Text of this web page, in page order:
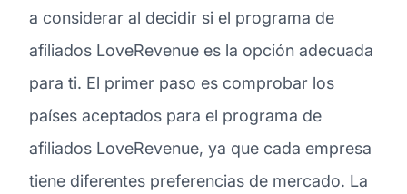
a considerar al decidir si el programa de
afiliados LoveRevenue es la opción adecuada
para ti. El primer paso es comprobar los
países aceptados para el programa de
afiliados LoveRevenue, ya que cada empresa
tiene diferentes preferencias de mercado. La